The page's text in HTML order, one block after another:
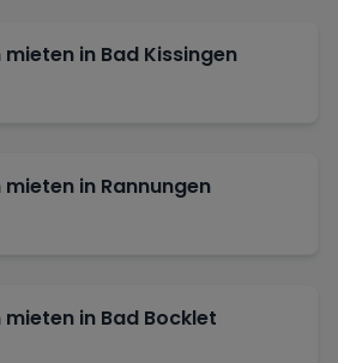
in Bad Kissingen
in Rannungen
in Bad Bocklet